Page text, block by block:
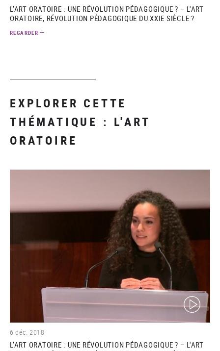
L’ART ORATOIRE : UNE RÉVOLUTION PÉDAGOGIQUE ? – L'ART
ORATOIRE, RÉVOLUTION PÉDAGOGIQUE DU XXIE SIÈCLE ?
REGARDER
EXPLORER CETTE
THÉMATIQUE : L'ART
ORATOIRE
(video)
6 déc. 2018
L’ART ORATOIRE : UNE RÉVOLUTION PÉDAGOGIQUE ? – L'ART